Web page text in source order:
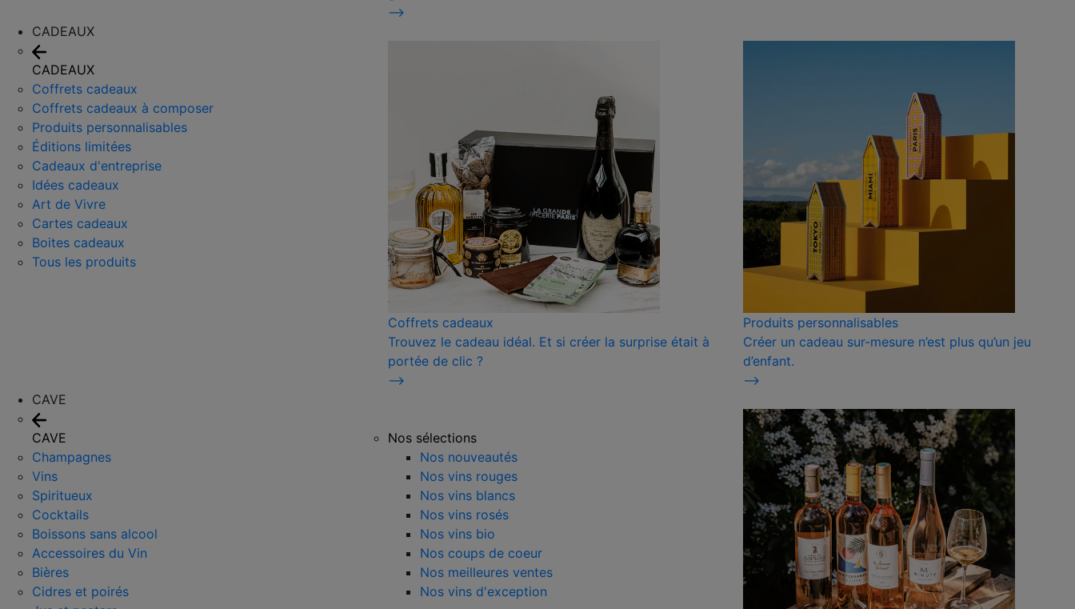
⟶
CADEAUX
CADEAUX
Coffrets cadeaux
Coffrets cadeaux à composer
Produits personnalisables
Éditions limitées
Cadeaux d'entreprise
Idées cadeaux
Art de Vivre
Cartes cadeaux
Boites cadeaux
Tous les produits
Coffrets cadeaux
Trouvez le cadeau idéal. Et si créer la surprise était à
portée de clic ?
⟶
Produits personnalisables
Créer un cadeau sur-mesure n’est plus qu’un jeu
d’enfant.
⟶
CAVE
CAVE
Champagnes
Vins
Spiritueux
Cocktails
Boissons sans alcool
Accessoires du Vin
Bières
Cidres et poirés
Nos sélections
Nos nouveautés
Nos vins rouges
Nos vins blancs
Nos vins rosés
Nos vins bio
Nos coups de coeur
Nos meilleures ventes
Nos vins d'exception